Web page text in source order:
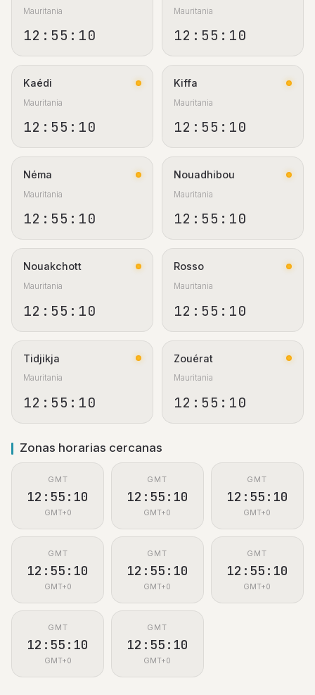
Mauritania
12:55:11
Mauritania
12:55:11
Kaédi
Mauritania
12:55:11
Kiffa
Mauritania
12:55:11
Néma
Mauritania
12:55:11
Nouadhibou
Mauritania
12:55:11
Nouakchott
Mauritania
12:55:11
Rosso
Mauritania
12:55:11
Tidjikja
Mauritania
12:55:11
Zouérat
Mauritania
12:55:11
Zonas horarias cercanas
GMT
12:55:11
GMT+0
GMT
12:55:11
GMT+0
GMT
12:55:11
GMT+0
GMT
12:55:11
GMT+0
GMT
12:55:11
GMT+0
GMT
12:55:11
GMT+0
GMT
12:55:11
GMT+0
GMT
12:55:11
GMT+0